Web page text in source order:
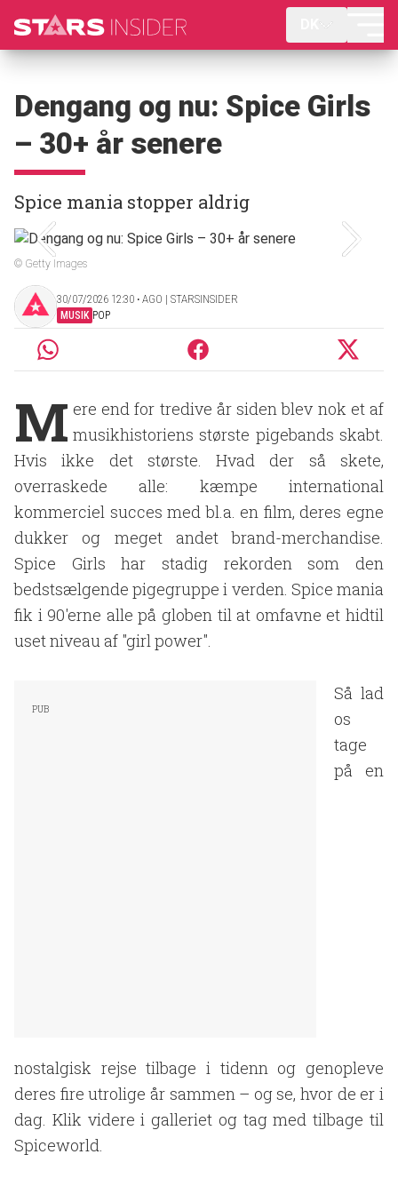
Dengang og nu: Spice Girls
– 30+ år senere
Spice mania stopper aldrig
© Getty Images
30/07/2026 12:30 ‧ AGO | STARSINSIDER
MUSIK POP
M ere end for tredive år siden blev nok et af
musikhistoriens største pigebands skabt.
Hvis ikke det største. Hvad der så skete,
overraskede alle: kæmpe international
kommerciel succes med bl.a. en film, deres egne
dukker og meget andet brand-merchandise.
Spice Girls har stadig rekorden som den
bedstsælgende pigegruppe i verden. Spice mania
fik i 90'erne alle på globen til at omfavne et hidtil
uset niveau af "girl power".
Så lad
os
tage
på en
nostalgisk rejse tilbage i tidenn og genopleve
deres fire utrolige år sammen – og se, hvor de er i
dag. Klik videre i galleriet og tag med tilbage til
Spiceworld.